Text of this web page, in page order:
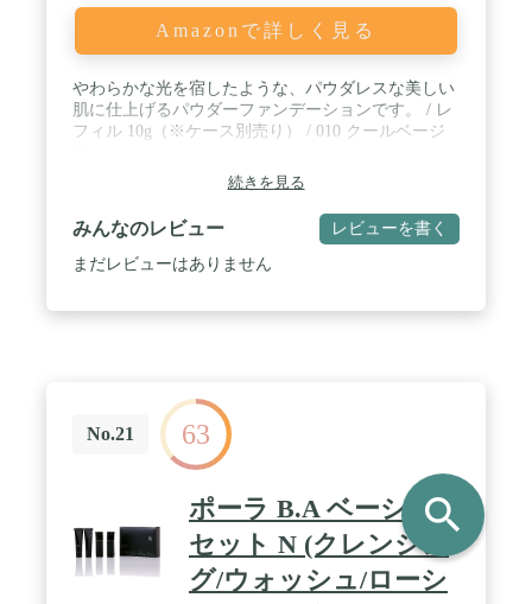
Amazonで詳しく見る
やわらかな光を宿したような、パウダレスな美しい
肌に仕上げるパウダーファンデーションです。 / レ
フィル 10g（※ケース別売り） / 010 クールベージ
続きを見る
みんなのレビュー レビューを書く
まだレビューはありません
No.21 63
ポーラ B.A ベーシック
セット N (クレンジン
グ/ウォッシュ/ローシ
search